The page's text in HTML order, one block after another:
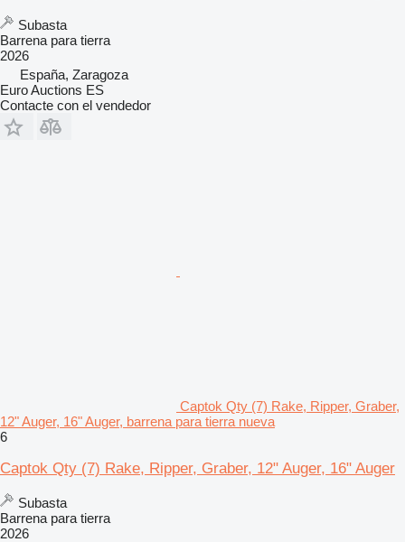
Subasta
Barrena para tierra
2026
España, Zaragoza
Euro Auctions ES
Contacte con el vendedor
Captok Qty (7) Rake, Ripper, Graber,
12" Auger, 16" Auger, barrena para tierra nueva
6
Captok Qty (7) Rake, Ripper, Graber, 12" Auger, 16" Auger
Subasta
Barrena para tierra
2026